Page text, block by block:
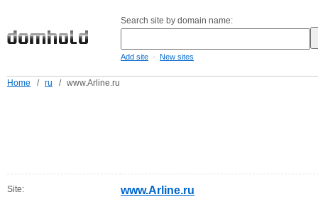
Search site by domain name:
Add site - New sites
Home / ru / www.Arline.ru
Site: www.Arline.ru